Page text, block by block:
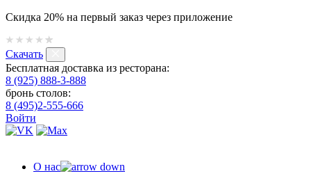
Скидка 20% на первый заказ через приложение
Скачать
Бесплатная доставка из ресторана:
8 (925) 888-3-888
бронь столов:
8 (495)2-555-666
Войти
О нас